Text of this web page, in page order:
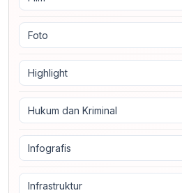
Foto
Highlight
Hukum dan Kriminal
Infografis
Infrastruktur